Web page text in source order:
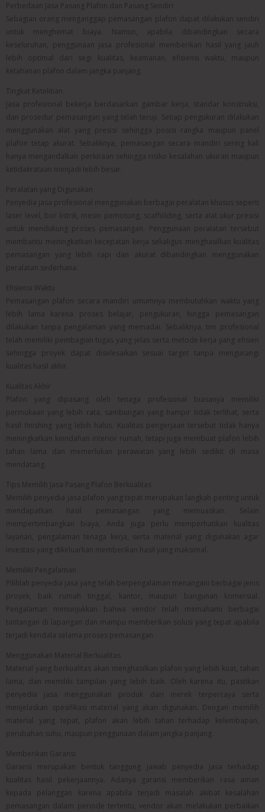
Perbedaan Jasa Pasang Plafon dan Pasang Sendiri
Sebagian orang menganggap pemasangan plafon dapat dilakukan sendiri
untuk menghemat biaya. Namun, apabila dibandingkan secara
keseluruhan, penggunaan jasa profesional memberikan hasil yang jauh
lebih optimal dari segi kualitas, keamanan, efisiensi waktu, maupun
ketahanan plafon dalam jangka panjang.
Tingkat Ketelitian
Jasa profesional bekerja berdasarkan gambar kerja, standar konstruksi,
dan prosedur pemasangan yang telah teruji. Setiap pengukuran dilakukan
menggunakan alat yang presisi sehingga posisi rangka maupun panel
plafon tetap akurat. Sebaliknya, pemasangan secara mandiri sering kali
hanya mengandalkan perkiraan sehingga risiko kesalahan ukuran maupun
ketidakrataan menjadi lebih besar.
Peralatan yang Digunakan
Penyedia jasa profesional menggunakan berbagai peralatan khusus seperti
laser level, bor listrik, mesin pemotong, scaffolding, serta alat ukur presisi
untuk mendukung proses pemasangan. Penggunaan peralatan tersebut
membantu meningkatkan kecepatan kerja sekaligus menghasilkan kualitas
pemasangan yang lebih rapi dan akurat dibandingkan menggunakan
peralatan sederhana.
Efisiensi Waktu
Pemasangan plafon secara mandiri umumnya membutuhkan waktu yang
lebih lama karena proses belajar, pengukuran, hingga pemasangan
dilakukan tanpa pengalaman yang memadai. Sebaliknya, tim profesional
telah memiliki pembagian tugas yang jelas serta metode kerja yang efisien
sehingga proyek dapat diselesaikan sesuai target tanpa mengurangi
kualitas hasil akhir.
Kualitas Akhir
Plafon yang dipasang oleh tenaga profesional biasanya memiliki
permukaan yang lebih rata, sambungan yang hampir tidak terlihat, serta
hasil finishing yang lebih halus. Kualitas pengerjaan tersebut tidak hanya
meningkatkan keindahan interior rumah, tetapi juga membuat plafon lebih
tahan lama dan memerlukan perawatan yang lebih sedikit di masa
mendatang.
Tips Memilih Jasa Pasang Plafon Berkualitas
Memilih penyedia jasa plafon yang tepat merupakan langkah penting untuk
mendapatkan hasil pemasangan yang memuaskan. Selain
mempertimbangkan biaya, Anda juga perlu memperhatikan kualitas
layanan, pengalaman tenaga kerja, serta material yang digunakan agar
investasi yang dikeluarkan memberikan hasil yang maksimal.
Memiliki Pengalaman
Pilihlah penyedia jasa yang telah berpengalaman menangani berbagai jenis
proyek, baik rumah tinggal, kantor, maupun bangunan komersial.
Pengalaman menunjukkan bahwa vendor telah memahami berbagai
tantangan di lapangan dan mampu memberikan solusi yang tepat apabila
terjadi kendala selama proses pemasangan.
Menggunakan Material Berkualitas
Material yang berkualitas akan menghasilkan plafon yang lebih kuat, tahan
lama, dan memiliki tampilan yang lebih baik. Oleh karena itu, pastikan
penyedia jasa menggunakan produk dari merek terpercaya serta
menjelaskan spesifikasi material yang akan digunakan. Dengan memilih
material yang tepat, plafon akan lebih tahan terhadap kelembapan,
perubahan suhu, maupun penggunaan dalam jangka panjang.
Memberikan Garansi
Garansi merupakan bentuk tanggung jawab penyedia jasa terhadap
kualitas hasil pekerjaannya. Adanya garansi memberikan rasa aman
kepada pelanggan karena apabila terjadi masalah akibat kesalahan
pemasangan dalam periode tertentu, vendor akan melakukan perbaikan